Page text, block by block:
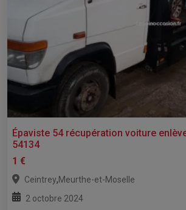
Épaviste 54 récupération voiture
54134
1 €
Ceintrey,Meurthe-et-Moselle
2 octobre 2024